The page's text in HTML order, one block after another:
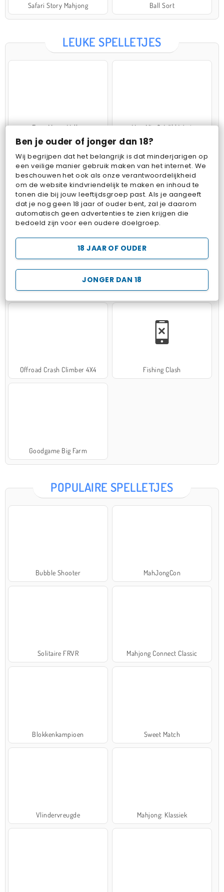
Ben je ouder of jonger dan 18?
Wij begrijpen dat het belangrijk is dat minderjarigen op
een veilige manier gebruik maken van het internet. We
beschouwen het ook als onze verantwoordelijkheid
om de website kindvriendelijk te maken en inhoud te
tonen die bij jouw leeftijdsgroep past. Als je aangeeft
dat je nog geen 18 jaar of ouder bent, zal je daarom
automatisch geen advertenties te zien krijgen die
bedoeld zijn voor een oudere doelgroep.
JONGER DAN 18
18 JAAR OF OUDER
Safari Story Mahjong Ball Sort
LEUKE SPELLETJES
Farm Merge Valley VegaMix 2: Wild West
Pop Fruit Bubbits
Hospital Surgeon Doctor Game Potion Sort
Offroad Crash Climber 4X4 Fishing Clash
Goodgame Big Farm
POPULAIRE SPELLETJES
Bubble Shooter MahJongCon
Solitaire FRVR Mahjong Connect Classic
Blokkenkampioen Sweet Match
Vlindervreugde Mahjong: Klassiek